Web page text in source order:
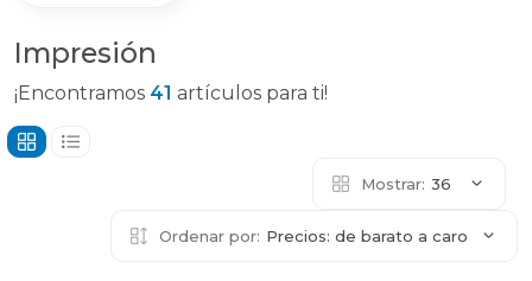
Impresión
¡Encontramos 41 artículos para ti!
Mostrar: 36
Ordenar por: Precios: de barato a caro